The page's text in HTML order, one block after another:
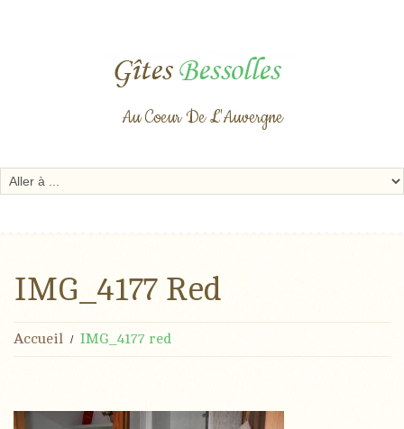
Au Coeur De L'Auvergne
IMG_4177 Red
Accueil IMG_4177 red